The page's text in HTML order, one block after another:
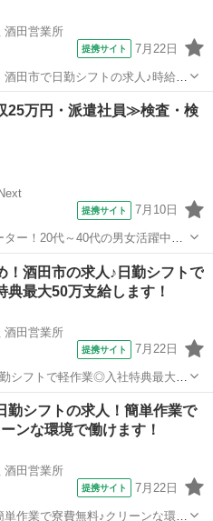
酒田営業所
提携サイト 7月22日
田市で日勤シフトの求人♪時給
Point4☆男性多数活躍中！ ...
25万円・派遣社員≫検査・検
提携サイト 7月10日
ー！20代～40代の男女活躍中
★《山形県酒田市》 人気の
オペレーター◇ スマホ向け
！酒田市の求人♪日勤シフトで
最大50万支給します！
酒田営業所
提携サイト 7月22日
シフトで軽作業◎入社特典最大50
勤2休のオシゴト◎ Poi...
勤シフトの求人！簡単作業で
ンな環境で働けます！
酒田営業所
提携サイト 7月22日
作業で寮費無料♪クリーンな環境